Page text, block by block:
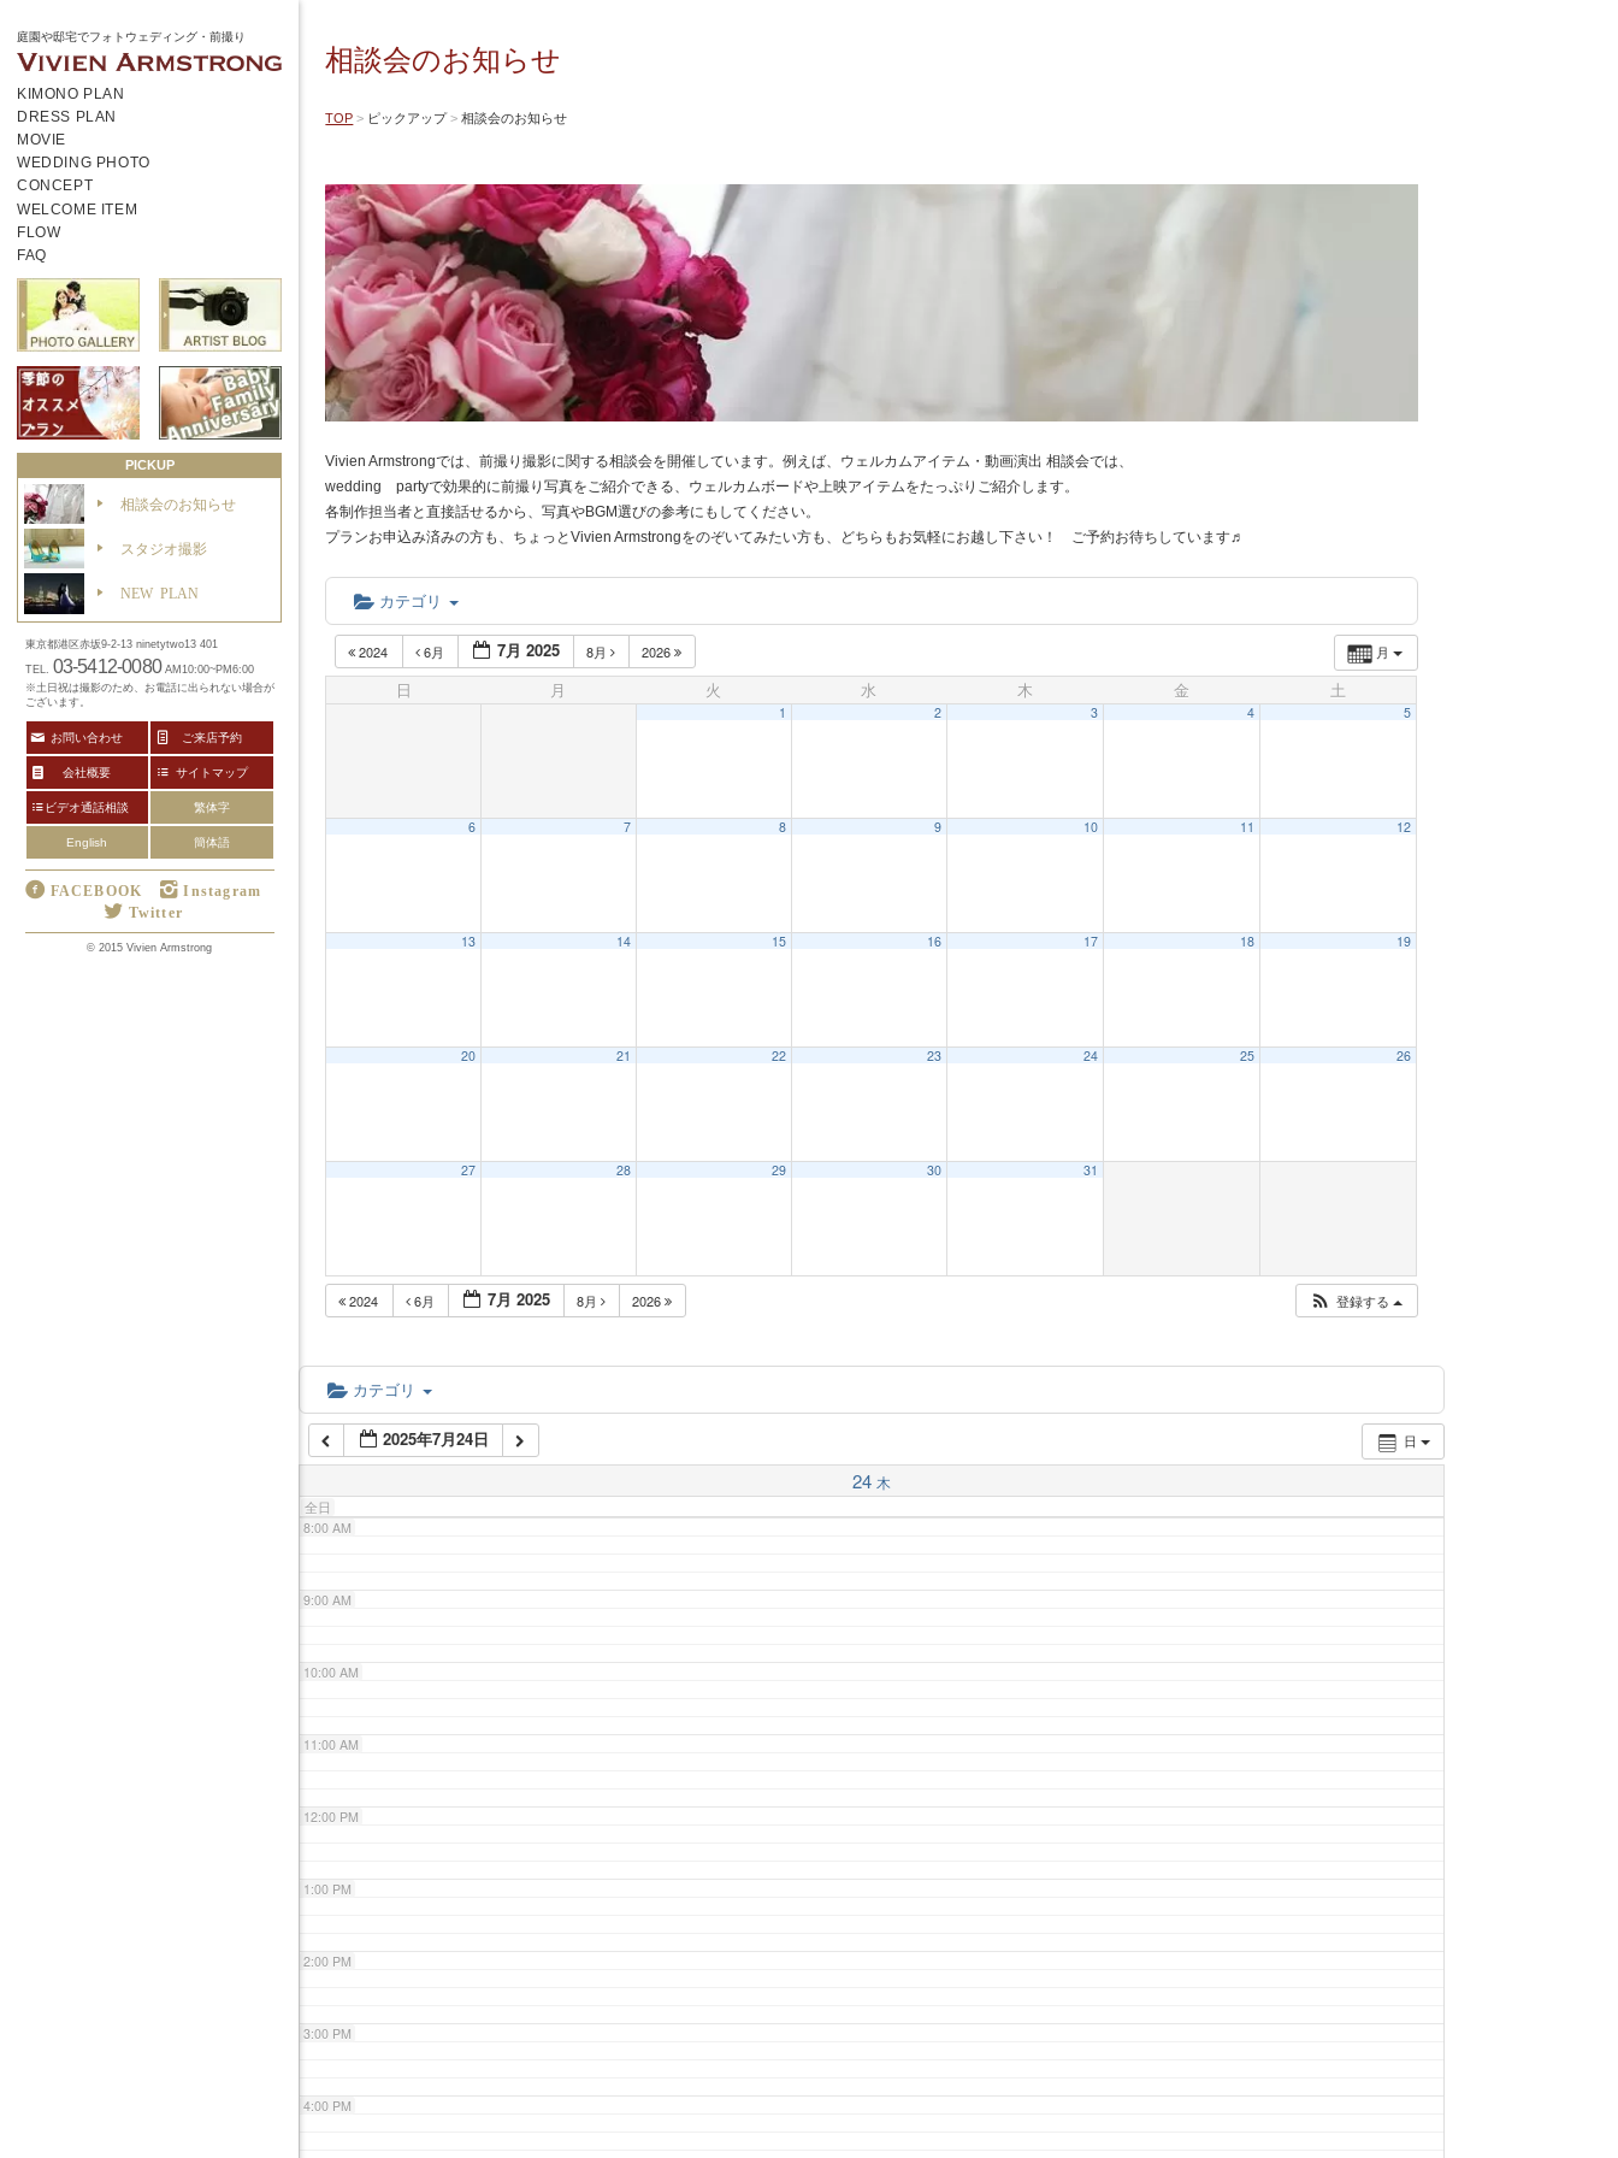
庭園や邸宅でフォトウェディング・前撮り
KIMONO PLAN
DRESS PLAN
MOVIE
WEDDING PHOTO
CONCEPT
WELCOME ITEM
FLOW
FAQ
PICKUP
相談会のお知らせ
スタジオ撮影
NEW PLAN
相談会のお知らせ
TOP ピックアップ 相談会のお知らせ
Vivien Armstrongでは、前撮り撮影に関する相談会を開催しています。例えば、ウェルカムアイテム・動画演出 相談会では、
wedding partyで効果的に前撮り写真をご紹介できる、ウェルカムボードや上映アイテムをたっぷりご紹介します。
各制作担当者と直接話せるから、写真やBGM選びの参考にもしてください。
プランお申込み済みの方も、ちょっとVivien Armstrongをのぞいてみたい方も、どちらもお気軽にお越し下さい！ ご予約お待ちしています♬
カテゴリ
月
2024 6月 7月 2025 8月 2026
日 月 火 水 木 金 土
1 2 3 4 5
6 7 8 9 10 11 12
13 14 15 16 17 18 19
20 21 22 23 24 25 26
27 28 29 30 31
2024 6月 7月 2025 8月 2026 登録する
カテゴリ
日
2025年7月24日
24 木
全日
3:00 AM
5:00 AM
6:00 AM
7:00 AM
8:00 AM
9:00 AM
10:00 AM
11:00 AM
12:00 PM
1:00 PM
2:00 PM
3:00 PM
4:00 PM
東京都港区赤坂9-2-13 ninetytwo13 401
TEL. 03-5412-0080 AM10:00~PM6:00
※土日祝は撮影のため、お電話に出られない場合が
ございます。
お問い合わせ ご来店予約
会社概要 サイトマップ
ビデオ通話相談 繁体字
English 簡体語
FACEBOOK
Instagram
Twitter
© 2015 Vivien Armstrong